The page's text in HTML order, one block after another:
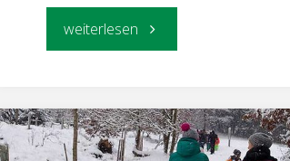
weiterlesen "Sommerlager